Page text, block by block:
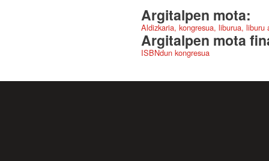
Argitalpen mota:
Aldizkaria, kongresua, liburua,
Argitalpen mota
ISBNdun kongresua